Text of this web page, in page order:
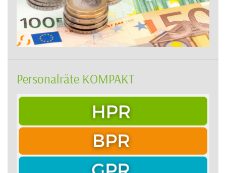
Personalräte KOMPAKT